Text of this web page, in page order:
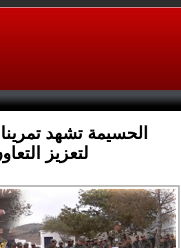
الحسيمة تشهد تمرينا
لتعزيز